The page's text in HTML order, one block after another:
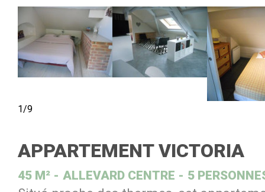
1/9
APPARTEMENT VICTORIA
45 M² ALLEVARD CENTRE 5